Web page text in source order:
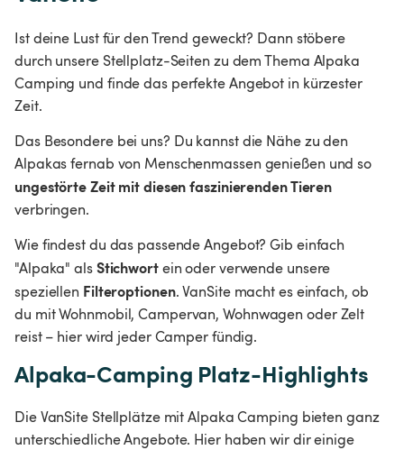
Ist deine Lust für den Trend geweckt? Dann stöbere
durch unsere Stellplatz-Seiten zu dem Thema Alpaka
Camping und finde das perfekte Angebot in kürzester
Zeit.
Das Besondere bei uns? Du kannst die Nähe zu den
Alpakas fernab von Menschenmassen genießen und so
ungestörte Zeit mit diesen faszinierenden Tieren
verbringen.
Wie findest du das passende Angebot? Gib einfach
"Alpaka" als Stichwortein oder verwende unsere
speziellen Filteroptionen. VanSite macht es einfach, ob
du mit Wohnmobil, Campervan, Wohnwagen oder Zelt
reist – hier wird jeder Camper fündig.
Alpaka-Camping Platz-Highlights
Die VanSite Stellplätze mit Alpaka Camping bieten ganz
unterschiedliche Angebote. Hier haben wir dir einige